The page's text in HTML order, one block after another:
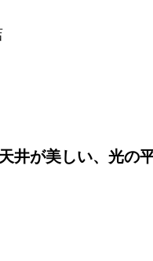
井が美しい、光の